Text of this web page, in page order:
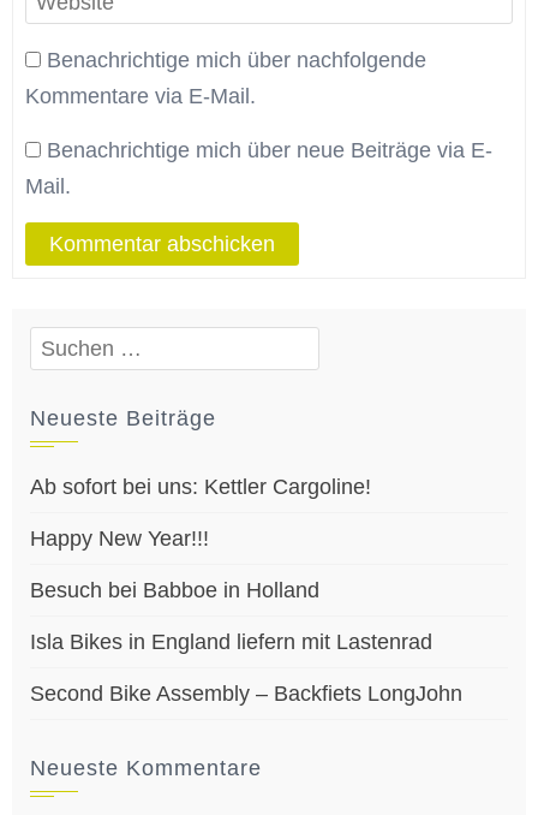
Benachrichtige mich über nachfolgende
Kommentare via E-Mail.
Benachrichtige mich über neue Beiträge via E-
Mail.
Suchen
Neueste Beiträge
Ab sofort bei uns: Kettler Cargoline!
Happy New Year!!!
Besuch bei Babboe in Holland
Isla Bikes in England liefern mit Lastenrad
Second Bike Assembly – Backfiets LongJohn
Neueste Kommentare